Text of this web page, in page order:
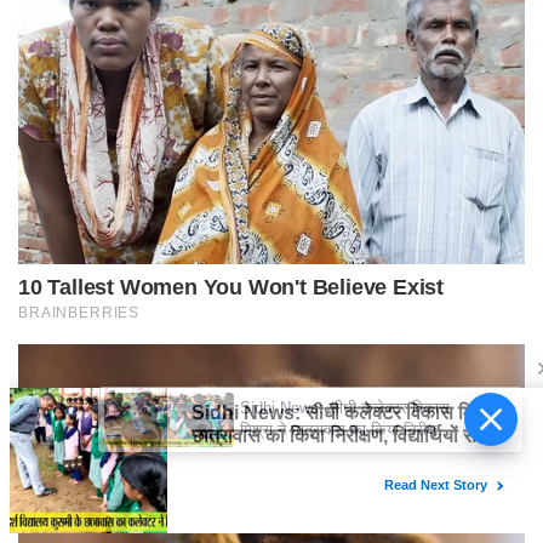
Sidhi News: सीधी कलेक्टर विकास
मिश्रा ने छात्रावास का किया निरीक्षण,
विद्यार्थियों संग किया रात्रि भोजन